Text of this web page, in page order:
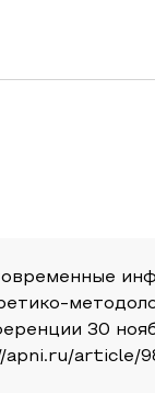
30
apni.ru/article/